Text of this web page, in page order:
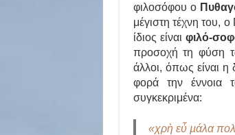
φιλοσόφου ο
μέγιστη τέχνη του,
ίδιος είναι φιλό-
προσοχή τη φύση
άλλοι, όπως είναι
φορά την έννοια
συγκεκριμένα:
«χρὴ εὖ µάλα